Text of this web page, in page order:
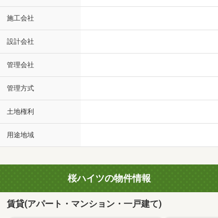
施工会社
設計会社
管理会社
管理方式
土地権利
用途地域
桜ハイツの物件情報
賃貸(アパート・マンション・一戸建て)